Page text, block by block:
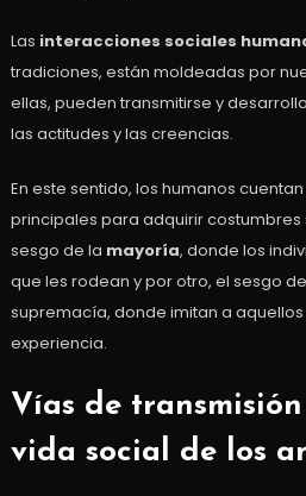
Las interacciones sociales
tradiciones, están moldeadas por
ellas, pueden transmitirse y
las actitudes y las creencias.
En este sentido, los humanos
principales para adquirir costumbres
sesgo de la mayoría, donde los
que les rodean y por otro, el sesgo de
supremacía, donde imitan a
experiencia.
Vías de
vida social de los